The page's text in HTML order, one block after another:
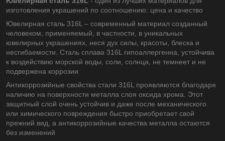
изготовления украшений по соотношению: цена и качество
Ювелирная сталь 316L – современный материал созданный
человеком, применяемый, в частности, в уникальных
ювелирных украшениях, неся дух силы, красоты, блеска и
несгибаемости. Сталь сплава 316L гипоаллергенна, устойчива
к воздействию морской воды, соли, солнца, не темнеет и не
подвержена коррозии
Антикоррозийные свойства стали 316L проявляются благодаря
наличию на поверхности металла слоя оксида хрома. Этот
защитный слой очень устойчив и даже после механического
или химического повреждения быстро приобретает свой
прежний вид, а антикоррозийные качества металла остаются
без изменений